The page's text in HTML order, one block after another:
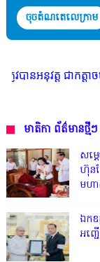
ចុចតំណតេលេក្រាម
ម្បង ព្រមទទួលម
មាតិកា ព័ត៌មានថ្មីៗ
សម្ត
ហ៊ុនស
មហា
ឯកឧ
អញ្ជ